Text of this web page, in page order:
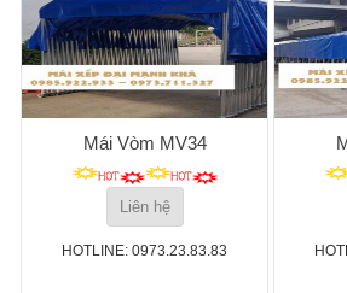
Mái Vòm MV34
Liên hệ
HOTLINE: 0973.23.83.83